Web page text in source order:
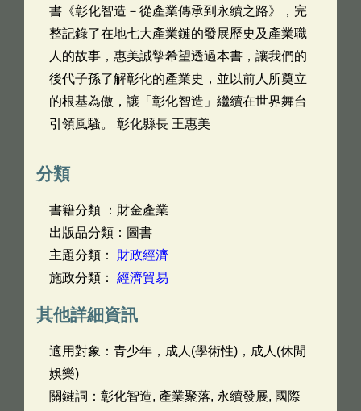
書《彰化智造－從產業傳承到永續之路》，完
整記錄了在地七大產業鏈的發展歷史及產業職
人的故事，惠美誠摯希望透過本書，讓我們的
後代子孫了解彰化的產業史，並以前人所奠立
的根基為傲，讓「彰化智造」繼續在世界舞台
引領風騷。 彰化縣長 王惠美
分類
書籍分類 ：財金產業
出版品分類：圖書
主題分類： 財政經濟
施政分類： 經濟貿易
其他詳細資訊
適用對象：青少年，成人(學術性)，成人(休閒
娛樂)
關鍵詞：彰化智造, 產業聚落, 永續發展, 國際